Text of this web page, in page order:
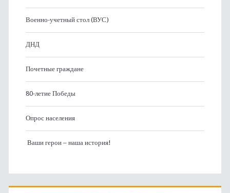
Военно-учетный стол (ВУС)
ДНД
Почетные граждане
80-летие Победы
Опрос населения
Ваши герои – наша история!